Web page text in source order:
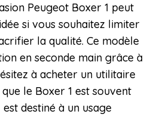
Peugeot Boxer 1 peut
si vous souhaitez limiter
la qualité. Ce modèle
en seconde main grâce à
à acheter un utilitaire
que le Boxer 1 est souvent
destiné à un usage